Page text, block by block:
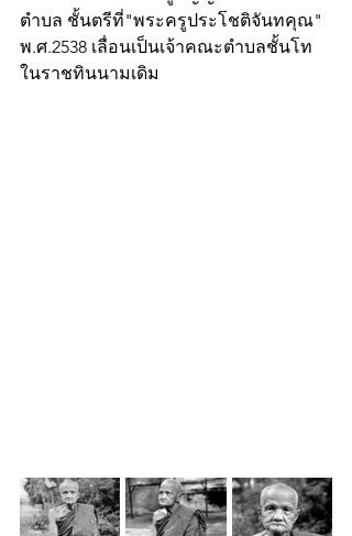
ตำบล ชั้นตรีที่"พระครูประโชติจันทคุณ"
พ.ศ.2538 เลื่อนเป็นเจ้าคณะตำบลชั้นโท
ในราชทินนามเดิม